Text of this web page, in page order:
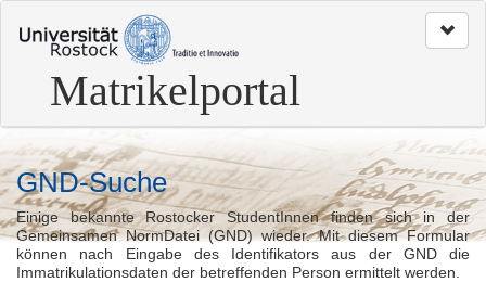
zum
Seitenanfang
Matrikelportal
GND-Suche
Einige bekannte Rostocker StudentInnen finden sich in der
Gemeinsamen NormDatei (GND) wieder. Mit diesem Formular
können nach Eingabe des Identifikators aus der GND die
Immatrikulationsdaten der betreffenden Person ermittelt werden.